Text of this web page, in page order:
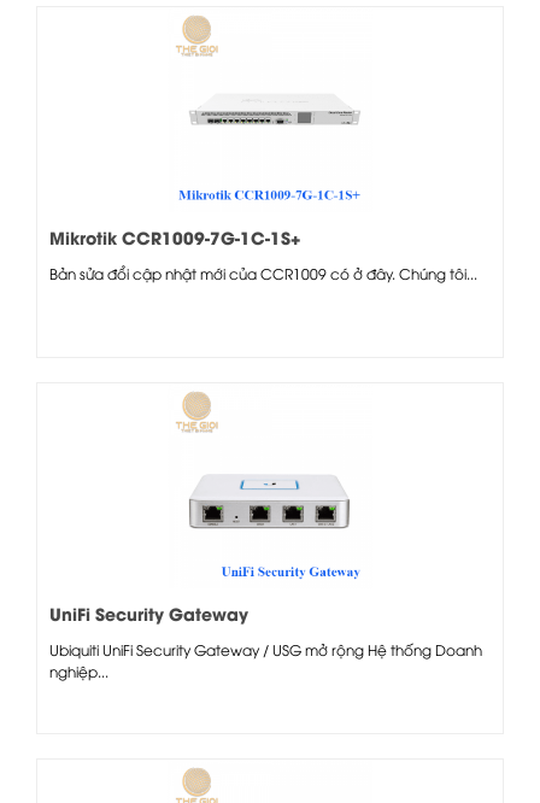
Mikrotik CCR1009-7G-1C-1S+
Bản sửa đổi cập nhật mới của CCR1009 có ở đây. Chúng tôi...
UniFi Security Gateway
Ubiquiti UniFi Security Gateway / USG mở rộng Hệ thống Doanh
nghiệp...